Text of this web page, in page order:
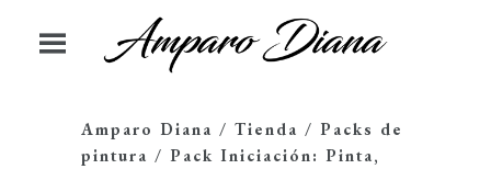
Amparo Diana / Tienda / Packs de
pintura / Pack Iniciación: Pinta,